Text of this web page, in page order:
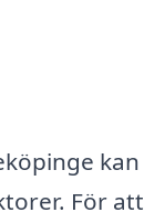
kan
För att